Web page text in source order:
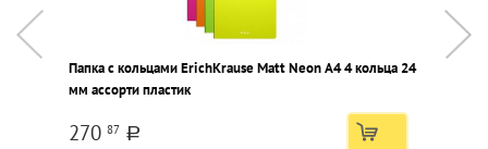
Папка с кольцами ErichKrause Matt Neon А4 4 кольца 24
мм ассорти пластик
270 87 a